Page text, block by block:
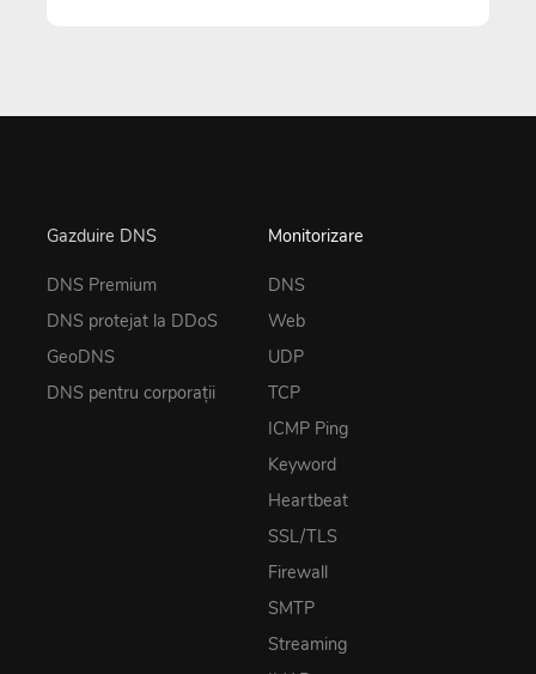
Gazduire DNS
DNS Premium
DNS protejat la DDoS
GeoDNS
DNS pentru corporații
Monitorizare
DNS
Web
UDP
TCP
ICMP Ping
Keyword
Heartbeat
SSL/TLS
Firewall
SMTP
Streaming